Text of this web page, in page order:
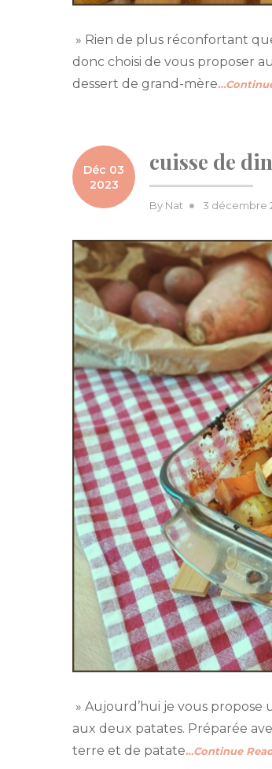
» Rien de plus réconfortant
donc choisi de vous proposer
dessert de grand-mère
Déc 03
2023
cuisse de
By Nat
Posted
3 décembre
» Aujourd’hui je vous
aux deux patates. Préparée
terre et de patate…Continue